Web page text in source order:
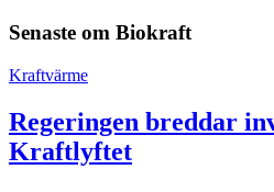
Senaste om Biokraft
Kraftvärme
Regeringen breddar
Kraftlyftet